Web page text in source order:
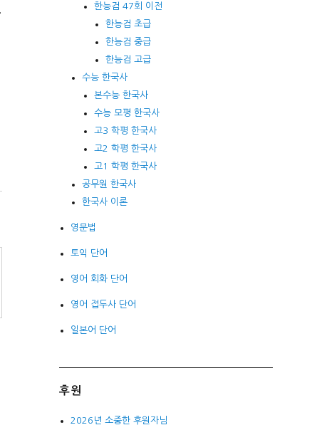
한능검 47회 이전
한능검 초급
한능검 중급
한능검 고급
수능 한국사
본수능 한국사
수능 모평 한국사
고3 학평 한국사
고2 학평 한국사
고1 학평 한국사
공무원 한국사
한국사 이론
영문법
토익 단어
영어 회화 단어
영어 접두사 단어
일본어 단어
후원
2026년 소중한 후원자님